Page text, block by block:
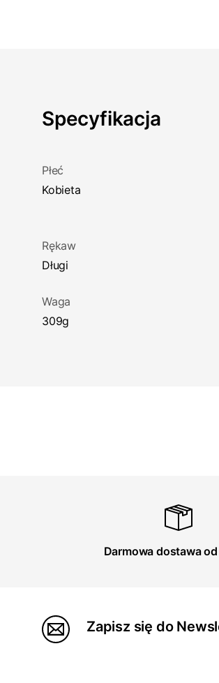
Specyfikacja
Płeć
Kobieta
Rękaw
Długi
Waga
309g
Darmowa dostawa od
Zapisz się do